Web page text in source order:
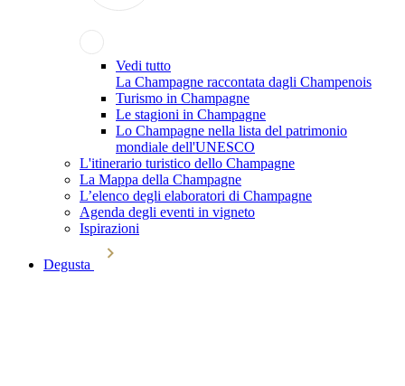
Vedi tutto
La Champagne raccontata dagli Champenois
Turismo in Champagne
Le stagioni in Champagne
Lo Champagne nella lista del patrimonio
mondiale dell'UNESCO
L'itinerario turistico dello Champagne
La Mappa della Champagne
L’elenco degli elaboratori di Champagne
Agenda degli eventi in vigneto
Ispirazioni
Degusta